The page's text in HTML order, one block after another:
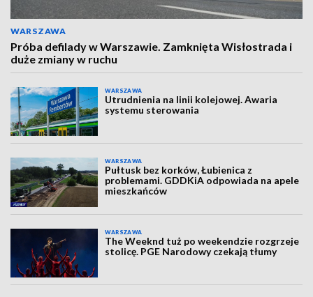
WARSZAWA
Próba defilady w Warszawie. Zamknięta Wisłostrada i
duże zmiany w ruchu
WARSZAWA
Utrudnienia na linii kolejowej. Awaria
systemu sterowania
WARSZAWA
Pułtusk bez korków, Łubienica z
problemami. GDDKiA odpowiada na apele
mieszkańców
WARSZAWA
The Weeknd tuż po weekendzie rozgrzeje
stolicę. PGE Narodowy czekają tłumy